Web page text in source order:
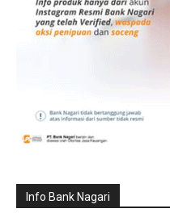
Info Bank Nagari